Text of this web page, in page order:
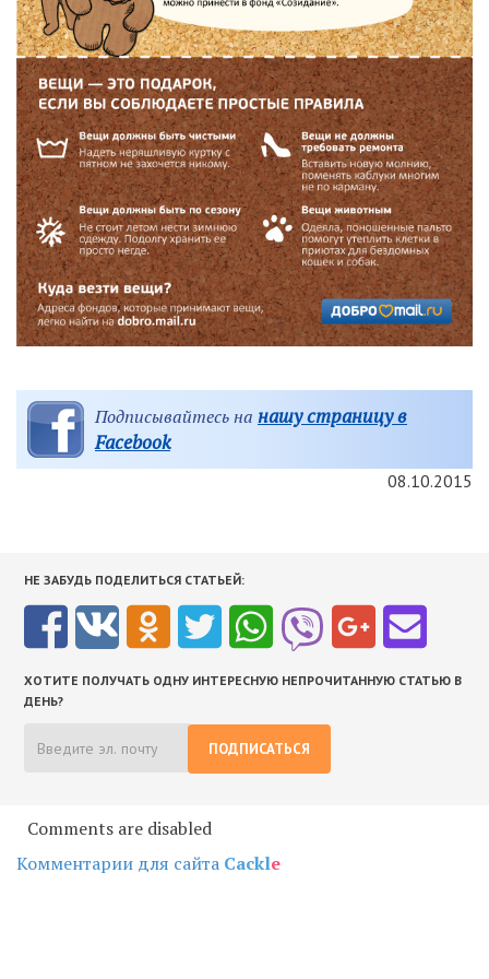
Подписывайтесь на нашу страницу в
Facebook
08.10.2015
НЕ ЗАБУДЬ ПОДЕЛИТЬСЯ СТАТЬЕЙ:
ХОТИТЕ ПОЛУЧАТЬ ОДНУ ИНТЕРЕСНУЮ НЕПРОЧИТАННУЮ СТАТЬЮ В
ДЕНЬ?
ПОДПИСАТЬСЯ
Comments are disabled
Комментарии для сайта Cackle